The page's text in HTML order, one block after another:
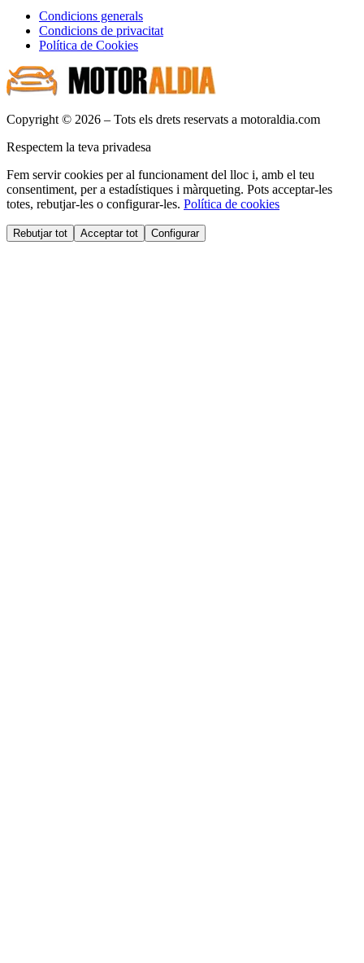
Condicions generals
Condicions de privacitat
Política de Cookies
Copyright © 2026 – Tots els drets reservats a motoraldia.com
Respectem la teva privadesa
Fem servir cookies per al funcionament del lloc i, amb el teu
consentiment, per a estadístiques i màrqueting. Pots acceptar-les
totes, rebutjar-les o configurar-les. Política de cookies
Rebutjar tot Acceptar tot Configurar